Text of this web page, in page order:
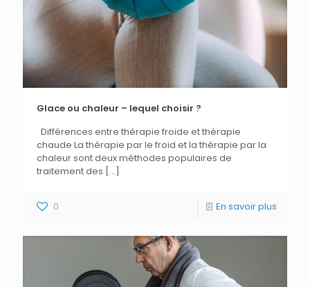
Glace ou chaleur – lequel choisir ?
Différences entre thérapie froide et thérapie
chaude La thérapie par le froid et la thérapie par la
chaleur sont deux méthodes populaires de
traitement des […]
0 En savoir plus